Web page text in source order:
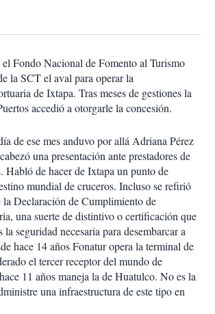
el Fondo Nacional de Fomento al Turismo
la SCT el aval para operar la
de Ixtapa. Tras meses de gestiones la
accedió a otorgarle la concesión.
de ese mes anduvo por allá Adriana Pérez
una presentación ante prestadores de
Habló de hacer de Ixtapa un punto de
mundial de cruceros. Incluso se refirió
la Declaración de Cumplimiento de
una suerte de distintivo o certificación que
la seguridad necesaria para desembarcar a
hace 14 años Fonatur opera la terminal de
el tercer receptor del mundo de
11 años maneja la de Huatulco. No es la
una infraestructura de este tipo en